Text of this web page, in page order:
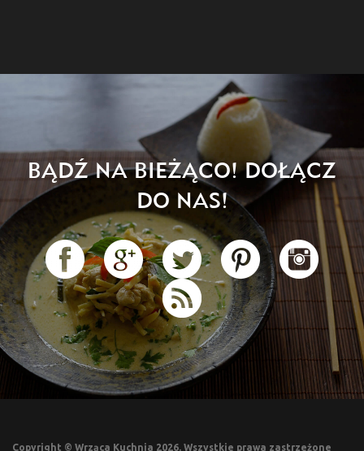
BĄDŹ NA BIEŻĄCO! DOŁĄCZ
DO NAS!
Copyright © Wrząca Kuchnia 2026. Wszystkie prawa zastrzeżone